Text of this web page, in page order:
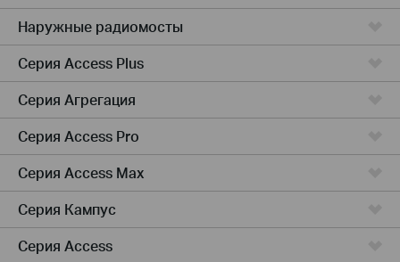
Наружные радиомосты
Серия Access Plus
Серия Агрегация
Серия Access Pro
Серия Access Max
Серия Кампус
Серия Access